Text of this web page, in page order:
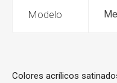
Modelo
Colores acrílicos